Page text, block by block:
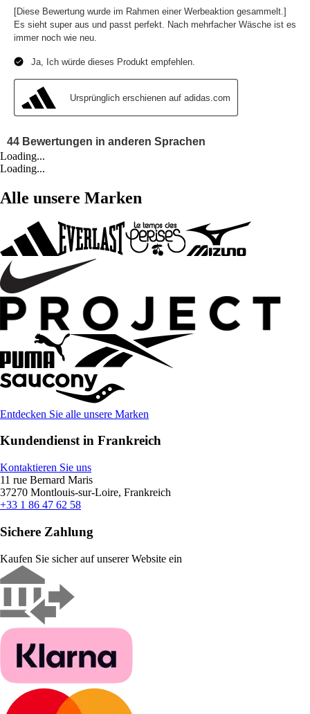
Loading...
Loading...
Alle unsere Marken
Entdecken Sie alle unsere Marken
Kundendienst in Frankreich
Kontaktieren Sie uns
11 rue Bernard Maris
37270 Montlouis-sur-Loire, Frankreich
+33 1 86 47 62 58
Sichere Zahlung
Kaufen Sie sicher auf unserer Website ein